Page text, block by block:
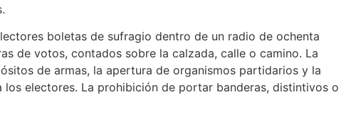
boletas de sufragio dentro de un radio de ochenta
de votos, contados sobre la calzada, calle o camino. La
de armas, la apertura de organismos partidarios y la
electores. La prohibición de portar banderas, distintivos o